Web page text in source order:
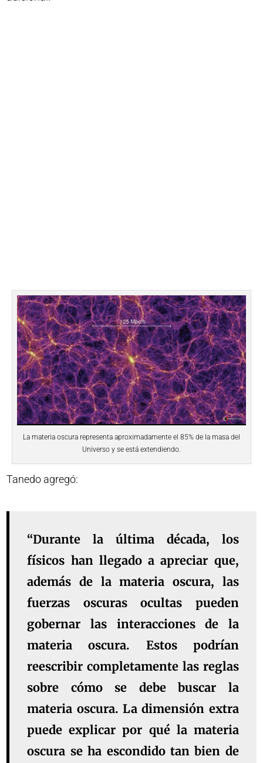
La materia oscura representa aproximadamente el 85% de la masa del
Universo y se está extendiendo.
Tanedo agregó:
“Durante la última década, los
físicos han llegado a apreciar que,
además de la materia oscura, las
fuerzas oscuras ocultas pueden
gobernar las interacciones de la
materia oscura. Estos podrían
reescribir completamente las reglas
sobre cómo se debe buscar la
materia oscura. La dimensión extra
puede explicar por qué la materia
oscura se ha escondido tan bien de